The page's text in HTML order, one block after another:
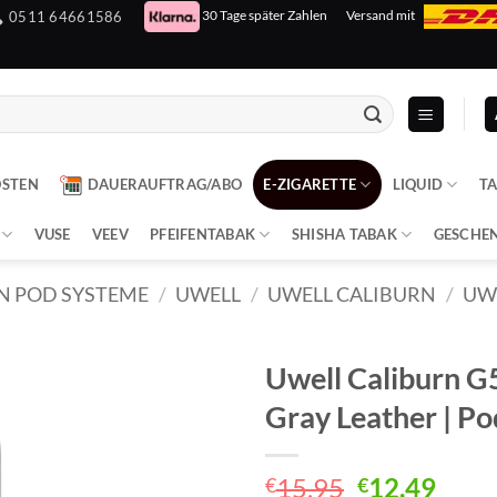
0511 64661586 30 Tage später Zahlen Versand mit
DAUERAUFTRAG/ABO E-ZIGARETTE LIQUID
VUSE VEEV PFEIFENTABAK SHISHA TABAK
POD SYSTEME / UWELL / UWELL CALIBURN /
Uwell Caliburn
Gray Leather |
€15,95 €12,49